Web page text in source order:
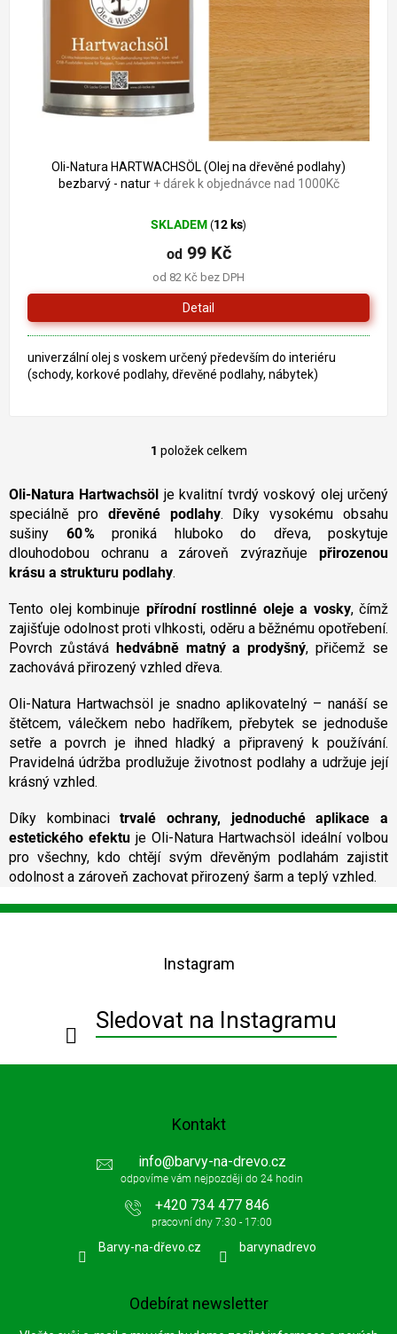
Oli-Natura HARTWACHSÖL (Olej na dřevěné podlahy)
bezbarvý - natur + dárek k objednávce nad 1000Kč
SKLADEM (12 ks)
od 82 Kč bez DPH
od99 Kč
Detail
univerzální olej s voskem určený především do interiéru
(schody, korkové podlahy, dřevěné podlahy, nábytek)
O
l
á
a
c
r
v
k
y
v
ý
p
i
s
u
1 položek celkem
Oli-Natura Hartwachsöl je kvalitní tvrdý voskový olej určený
speciálně pro dřevěné podlahy. Díky vysokému obsahu
sušiny 60 %proniká hluboko do dřeva, poskytuje
dlouhodobou ochranu a zároveň zvýrazňuje přirozenou
krásu a strukturu podlahy.
Tento olej kombinuje přírodní rostlinné oleje a vosky, čímž
zajišťuje odolnost proti vlhkosti, oděru a běžnému opotřebení.
Povrch zůstává hedvábně matný a prodyšný, přičemž se
zachovává přirozený vzhled dřeva.
Oli-Natura Hartwachsöl je snadno aplikovatelný – nanáší se
štětcem, válečkem nebo hadříkem, přebytek se jednoduše
setře a povrch je ihned hladký a připravený k používání.
Pravidelná údržba prodlužuje životnost podlahy a udržuje její
krásný vzhled.
Díky kombinacitrvalé ochrany, jednoduché aplikace a
estetického efektuje Oli-Natura Hartwachsöl ideální volbou
pro všechny, kdo chtějí svým dřevěným podlahám zajistit
odolnost a zároveň zachovat přirozený šarm a teplý vzhled.
Z
Instagram
Sledovat na Instagramu
Kontakt
info@barvy-na-drevo.cz
+420 734 477 846
Barvy-na-dřevo.cz barvynadrevo
Odebírat newsletter